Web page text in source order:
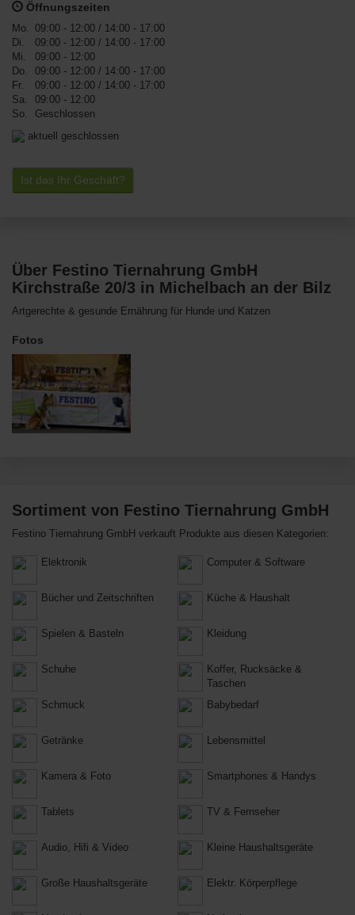
Öffnungszeiten
Mo. 09:00 - 12:00 / 14:00 - 17:00
Di.
09:00 - 12:00 / 14:00 - 17:00
Mi.
09:00 - 12:00
Do.
09:00 - 12:00 / 14:00 - 17:00
Fr.
09:00 - 12:00 / 14:00 - 17:00
Sa.
09:00 - 12:00
So.
Geschlossen
aktuell geschlossen
Ist das Ihr Geschäft?
Über Festino Tiernahrung GmbH
Kirchstraße 20/3 in Michelbach an der Bilz
Artgerechte & gesunde Ernährung für Hunde und Katzen
Fotos
Sortiment von Festino Tiernahrung GmbH
Festino Tiernahrung GmbH verkauft Produkte aus diesen Kategorien:
Elektronik Computer & Software
Bücher und Zeitschriften Küche & Haushalt
Spielen & Basteln Kleidung
Schuhe
Koffer, Rucksäcke &
Taschen
Schmuck
Babybedarf
Getränke Lebensmittel
Kamera & Foto Smartphones & Handys
Tablets TV & Fernseher
Audio, Hifi & Video Kleine Haushaltsgeräte
Große Haushaltsgeräte Elektr. Körperpflege